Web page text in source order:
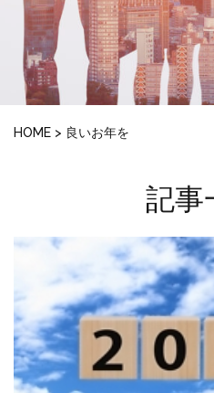
HOME > 良いお年を
記事